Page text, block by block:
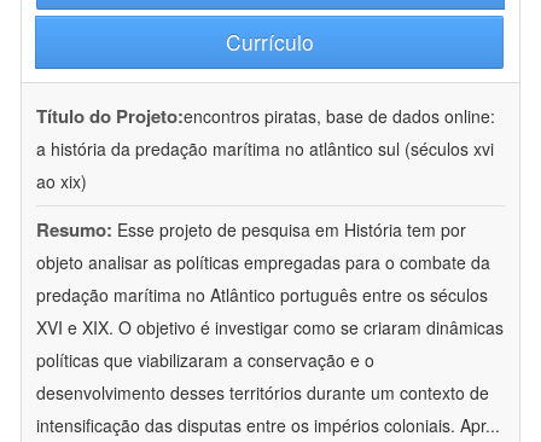
Currículo
Título do Projeto:encontros piratas, base de dados online:
a história da predação marítima no atlântico sul (séculos xvi
ao xix)
Resumo: Esse projeto de pesquisa em História tem por
objeto analisar as políticas empregadas para o combate da
predação marítima no Atlântico português entre os séculos
XVI e XIX. O objetivo é investigar como se criaram dinâmicas
políticas que viabilizaram a conservação e o
desenvolvimento desses territórios durante um contexto de
intensificação das disputas entre os impérios coloniais. Apr...